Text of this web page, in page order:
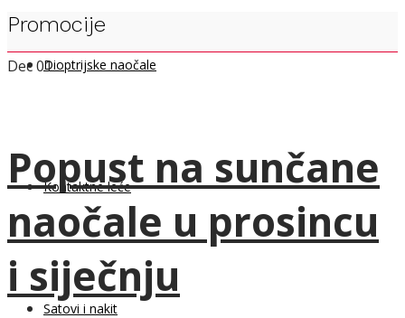
Dioptrijske naočale
Kontaktne leće
Satovi i nakit
Promocije
Dec01
Popust na sunčane
naočale u prosincu
i siječnju